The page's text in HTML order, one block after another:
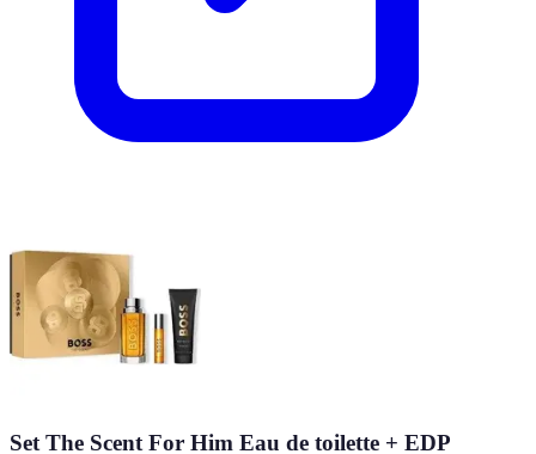
Set The Scent For Him Eau de toilette + EDP